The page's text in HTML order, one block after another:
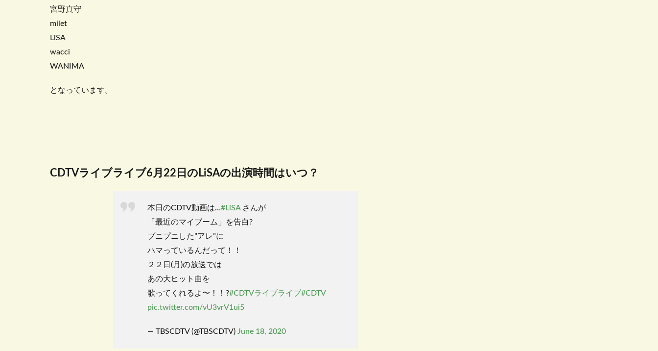
宮野真守
milet
LiSA
wacci
WANIMA
となっています。
CDTVライブライブ6月22日のLiSAの出演時間はいつ？
本日のCDTV動画は…#LiSAさんが
「最近のマイブーム」を告白?
プニプニした”アレ”に
ハマっているんだって！！
２２日(月)の放送では
あの大ヒット曲を
歌ってくれるよ〜！！?#CDTVライブライブ#CDTV
pic.twitter.com/vU3vrV1ui5
— TBSCDTV (@TBSCDTV) June 18, 2020